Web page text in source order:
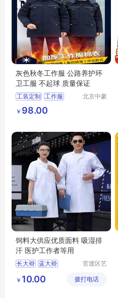
灰色秋冬工作服 公路养护环
卫工服 不起球 质量保证
工装定制 工作服
北京中豪
￥ 98.00
饲料大供应优质面料 吸湿排
汗 医护工作者等用
长大褂 蓝大褂
护士服
官渡区艺
营部
￥ 10.00 拨打电话